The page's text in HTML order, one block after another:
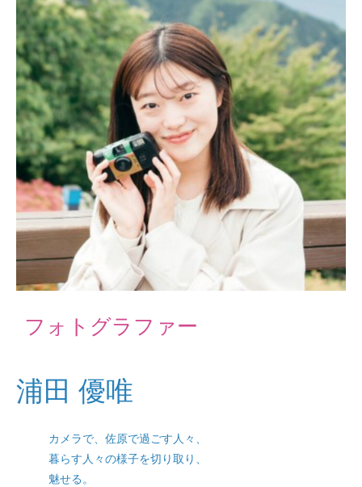
フォトグラファー
浦田 優唯
カメラで、佐原で過ごす人々、
暮らす人々の様子を切り取り、
魅せる。